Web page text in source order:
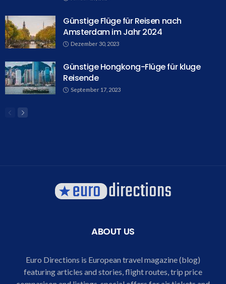
Günstige Flüge für Reisen nach
Amsterdam im Jahr 2024
Dezember 30, 2023
Günstige Hongkong-Flüge für kluge
Reisende
September 17, 2023
ABOUT US
Euro Directions is European travel magazine (blog)
featuring articles and stories, flight routes, trip price